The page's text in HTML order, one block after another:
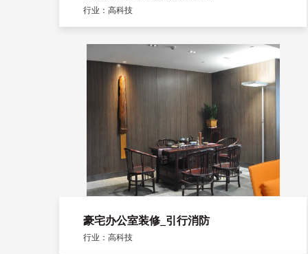
行业：高科技
豪宅办公室装修_引行消防
行业：高科技